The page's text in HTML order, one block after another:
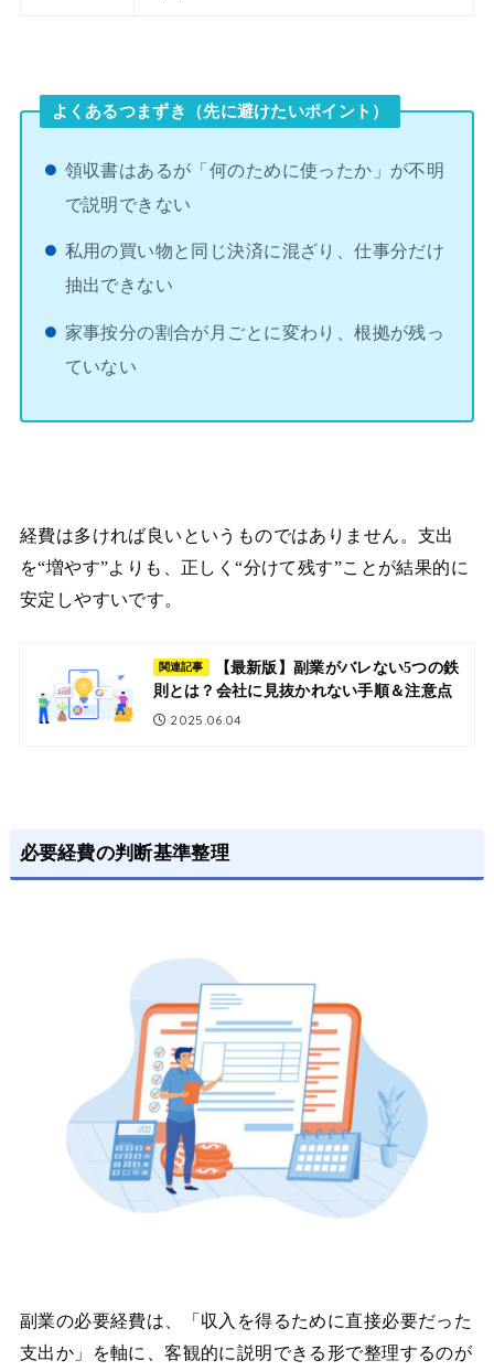
よくあるつまずき（先に避けたいポイント）
領収書はあるが「何のために使ったか」が不明
で説明できない
私用の買い物と同じ決済に混ざり、仕事分だけ
抽出できない
家事按分の割合が月ごとに変わり、根拠が残っ
ていない
経費は多ければ良いというものではありません。支出
を“増やす”よりも、正しく“分けて残す”ことが結果的に
安定しやすいです。
関連記事
【最新版】副業がバレない5つの鉄
則とは？会社に見抜かれない手順＆注意点
2025.06.04
必要経費の判断基準整理
副業の必要経費は、「収入を得るために直接必要だった
支出か」を軸に、客観的に説明できる形で整理するのが